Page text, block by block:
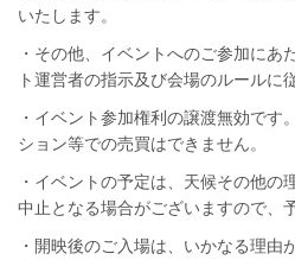
いたします。
・その他、イベントへのご参加にあ
ト運営者の指示及び会場のルールに
・イベント参加権利の譲渡無効です
ション等での売買はできません。
・イベントの予定は、天候その他の
中止となる場合がございますので、
・開映後のご入場は、いかなる理由